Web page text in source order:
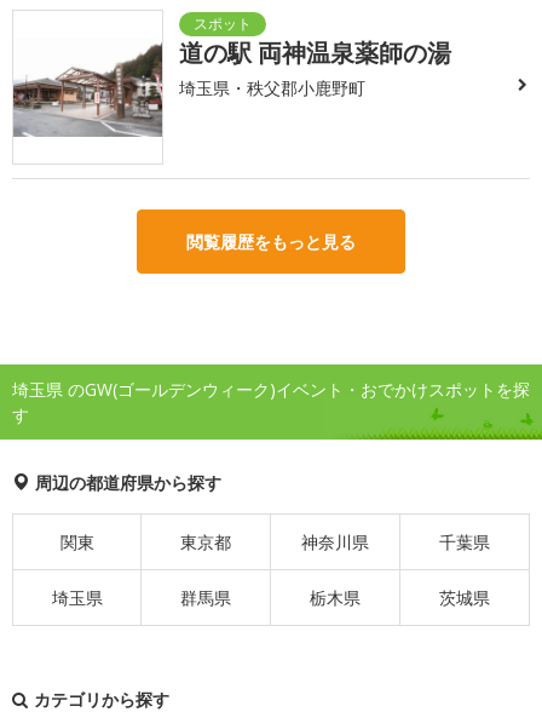
道の駅 両神温泉薬師の湯
埼玉県・秩父郡小鹿野町
閲覧履歴をもっと見る
埼玉県 のGW(ゴールデンウィーク)イベント・おでかけスポットを探
す
周辺の都道府県から探す
関東 東京都 神奈川県 千葉県
埼玉県 群馬県 栃木県 茨城県
カテゴリから探す